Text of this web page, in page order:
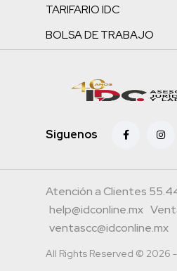
TARIFARIO IDC
BOLSA DE TRABAJO
Siguenos
Atención a Clientes
help@idconline.mx
ventascc@idconline.mx
All Rights Reserved © 2026 -